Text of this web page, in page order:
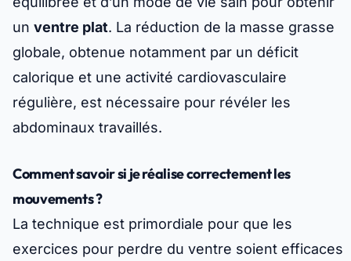
un ventre plat. La réduction de la masse grasse
globale, obtenue notamment par un déficit
calorique et une activité cardiovasculaire
régulière, est nécessaire pour révéler les
abdominaux travaillés.
Comment savoir si je réalise correctement les
mouvements ?
La technique est primordiale pour que les
exercices pour perdre du ventre soient efficaces